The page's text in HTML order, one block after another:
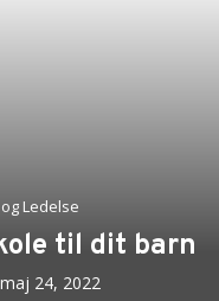
Ledelse
til dit barn
maj 24, 2022